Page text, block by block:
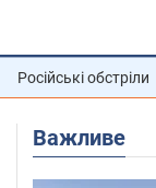
Російські обстріли
Важливе